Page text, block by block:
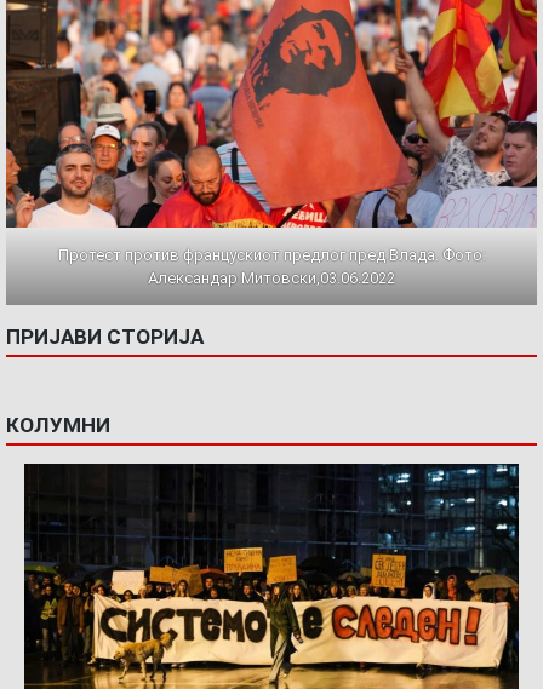
Протест против францускиот предлог пред Влада. Фото:
Александар Митовски,03.06.2022
ПРИЈАВИ СТОРИЈА
КОЛУМНИ